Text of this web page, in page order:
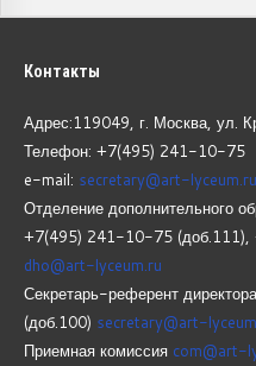
Контакты
Адрес:119049, г. Москва, ул.
Телефон: +7(495) 241-10-75
e-mail: secretary@art-lyceum.ru
Отделение дополнительного
+7(495) 241-10-75
dho@art-lyceum.ru
Секретарь-референт
(доб.100) secretary@art-
Приемная комиссия com@art-